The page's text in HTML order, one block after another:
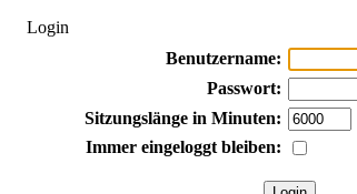
Login
Benutzername:
Passwort:
Sitzungslänge in Minuten:
Immer eingeloggt bleiben: